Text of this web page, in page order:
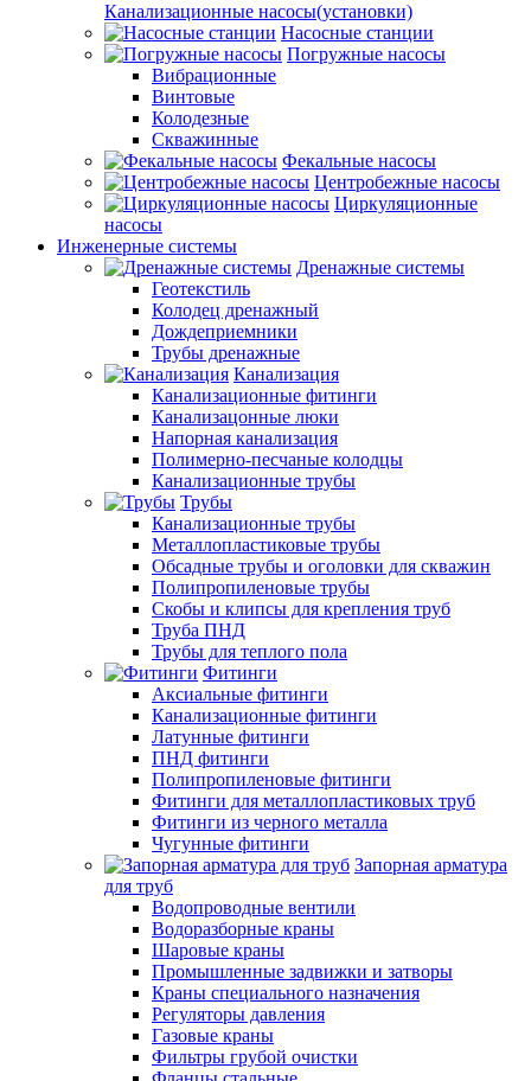
Канализационные насосы(установки)
Насосные станции
Погружные насосы
Вибрационные
Винтовые
Колодезные
Скважинные
Фекальные насосы
Центробежные насосы
Циркуляционные
насосы
Инженерные системы
Дренажные системы
Геотекстиль
Колодец дренажный
Дождеприемники
Трубы дренажные
Канализация
Канализационные фитинги
Канализацонные люки
Напорная канализация
Полимерно-песчаные колодцы
Канализационные трубы
Трубы
Канализационные трубы
Металлопластиковые трубы
Обсадные трубы и оголовки для скважин
Полипропиленовые трубы
Скобы и клипсы для крепления труб
Труба ПНД
Трубы для теплого пола
Фитинги
Аксиальные фитинги
Канализационные фитинги
Латунные фитинги
ПНД фитинги
Полипропиленовые фитинги
Фитинги для металлопластиковых труб
Фитинги из черного металла
Чугунные фитинги
Запорная арматура
для труб
Водопроводные вентили
Водоразборные краны
Шаровые краны
Промышленные задвижки и затворы
Краны специального назначения
Регуляторы давления
Газовые краны
Фильтры грубой очистки